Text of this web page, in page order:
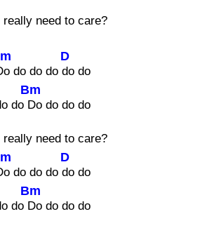
really need to care?
do do do
D
do do
do
Bm
Do do do do
really need to care?
do do do
D
do do
do
Bm
Do do do do